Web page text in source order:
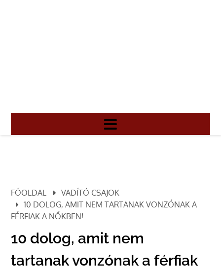
FŐOLDAL
VADÍTÓ CSAJOK
10 DOLOG, AMIT NEM TARTANAK VONZÓNAK A
FÉRFIAK A NŐKBEN!
10 dolog, amit nem
tartanak vonzónak a férfiak